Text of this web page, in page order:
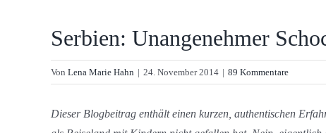
Serbien: Unangenehmer
Von Lena Marie Hahn | 24. November 2014 | 89 Kommentare
Dieser Blogbeitrag enthält einen kurzen, authentischen